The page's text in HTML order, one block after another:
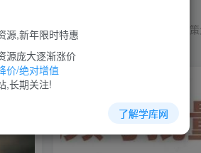
快手营销 拼多多教程 文案
源,新年限时特惠
源庞大逐渐涨价
价/绝对增值
,长期关注!
了解学库网